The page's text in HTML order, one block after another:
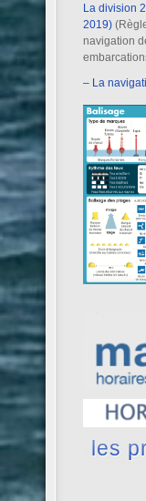
La division
2019)
navigation
– La
les